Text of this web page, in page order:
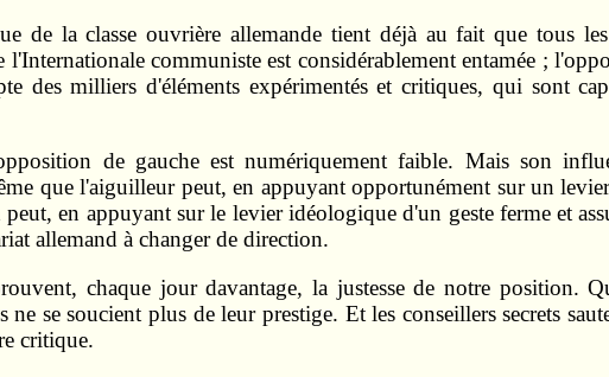
de la classe ouvrière allemande tient déjà au fait que tous
communiste est considérablement entamée ;
des milliers d'éléments expérimentés et critiques, qui sont
de gauche est numériquement faible. Mais son
que l'aiguilleur peut, en appuyant opportunément sur un
en appuyant sur le levier idéologique d'un geste ferme et
allemand à changer de direction.
chaque jour davantage, la justesse de notre position.
ne se soucient plus de leur prestige. Et les conseillers secrets
critique.